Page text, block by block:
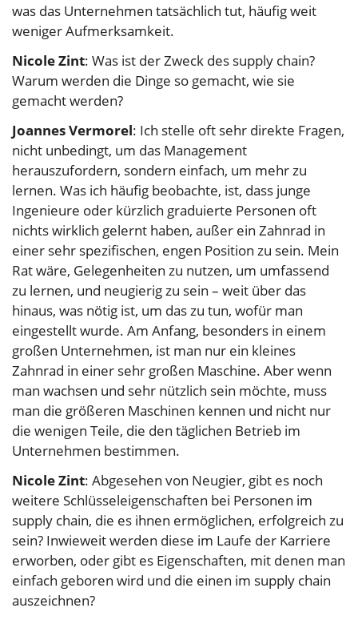
was das Unternehmen tatsächlich tut, häufig weit
weniger Aufmerksamkeit.
Nicole Zint: Was ist der Zweck des supply chain?
Warum werden die Dinge so gemacht, wie sie
gemacht werden?
Joannes Vermorel: Ich stelle oft sehr direkte Fragen,
nicht unbedingt, um das Management
herauszufordern, sondern einfach, um mehr zu
lernen. Was ich häufig beobachte, ist, dass junge
Ingenieure oder kürzlich graduierte Personen oft
nichts wirklich gelernt haben, außer ein Zahnrad in
einer sehr spezifischen, engen Position zu sein. Mein
Rat wäre, Gelegenheiten zu nutzen, um umfassend
zu lernen, und neugierig zu sein – weit über das
hinaus, was nötig ist, um das zu tun, wofür man
eingestellt wurde. Am Anfang, besonders in einem
großen Unternehmen, ist man nur ein kleines
Zahnrad in einer sehr großen Maschine. Aber wenn
man wachsen und sehr nützlich sein möchte, muss
man die größeren Maschinen kennen und nicht nur
die wenigen Teile, die den täglichen Betrieb im
Unternehmen bestimmen.
Nicole Zint: Abgesehen von Neugier, gibt es noch
weitere Schlüsseleigenschaften bei Personen im
supply chain, die es ihnen ermöglichen, erfolgreich zu
sein? Inwieweit werden diese im Laufe der Karriere
erworben, oder gibt es Eigenschaften, mit denen man
einfach geboren wird und die einen im supply chain
auszeichnen?